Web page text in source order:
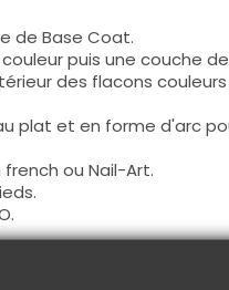
de Base Coat.
puis une couche
des flacons
plat et en forme d'arc
ou Nail-Art.